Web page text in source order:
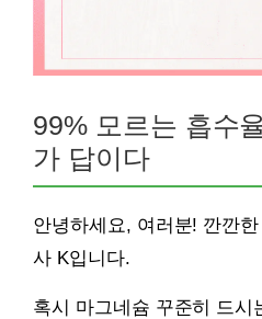
99% 모르는 흡수
가 답이다
안녕하세요, 여러분! 깐깐
사 K입니다.
혹시 마그네슘 꾸준히 드시